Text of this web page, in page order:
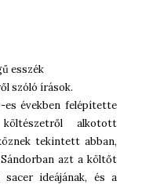
esszék
szóló írások.
es években felépítette
alkotott
tekintett abban,
azt a költőt
ideájának, és a